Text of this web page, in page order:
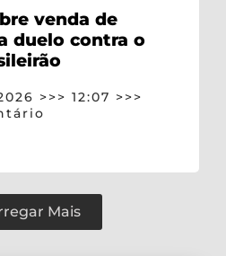
venda de
duelo contra o
12:07
Mais